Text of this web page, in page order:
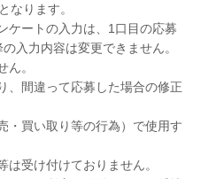
なります。
ケートの入力は、1口目の応募
入力内容は変更できません。
ん。
、間違って応募した場合の修正
・買い取り等の行為）で使用す
受け付けておりません。